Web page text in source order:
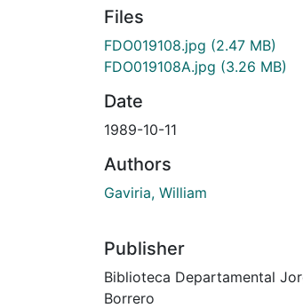
Files
FDO019108.jpg (2.47 MB)
FDO019108A.jpg (3.26 MB)
Date
1989-10-11
Authors
Gaviria, William
Publisher
Biblioteca Departamental
Borrero